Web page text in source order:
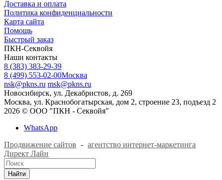
Доставка и оплата
Политика конфиденциальности
Карта сайта
Помощь
Быстрый заказ
ПКН-Секвойя
Наши контакты
8 (383) 383-29-39
8 (499) 553-02-00Москва
nsk@pkns.ru msk@pkns.ru
Новосибирск, ул. Декабристов, д. 269
Москва, ул. Краснобогатырская, дом 2, строение 23, подъезд 2
2026 © ООО "ПКН - Секвойя"
WhatsApp
Продвижение сайтов - агентство интернет-маркетинга
Директ Лайн
Найти